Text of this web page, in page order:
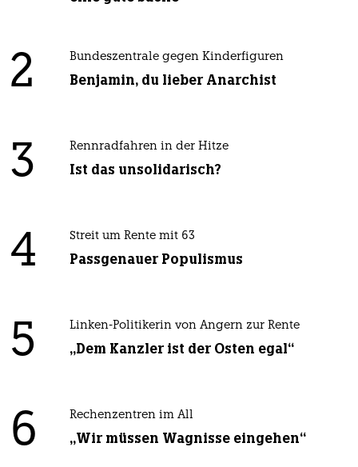
2 Bundeszentrale gegen Kinderfiguren
Benjamin, du lieber Anarchist
3 Rennradfahren in der Hitze
Ist das unsolidarisch?
4 Streit um Rente mit 63
Passgenauer Populismus
5 Linken-Politikerin von Angern zur Rente
„Dem Kanzler ist der Osten egal“
6 Rechenzentren im All
„Wir müssen Wagnisse eingehen“